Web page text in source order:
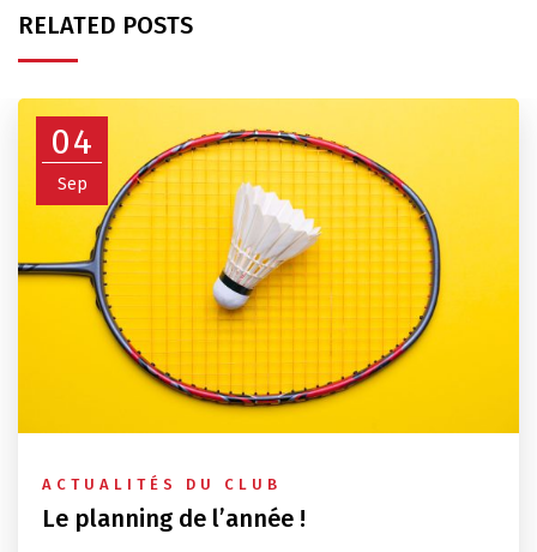
RELATED POSTS
04
Sep
ACTUALITÉS DU CLUB
Le planning de l’année !